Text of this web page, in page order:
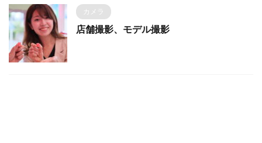
カメラ
店舗撮影、モデル撮影